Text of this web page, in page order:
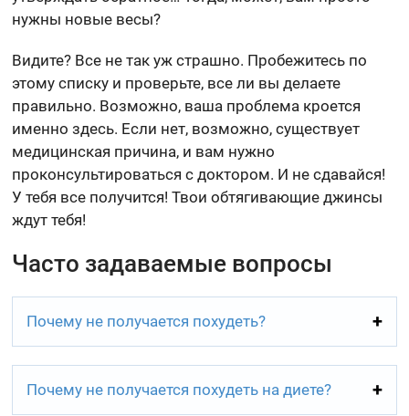
нужны новые весы?
Видите? Все не так уж страшно. Пробежитесь по
этому списку и проверьте, все ли вы делаете
правильно. Возможно, ваша проблема кроется
именно здесь. Если нет, возможно, существует
медицинская причина, и вам нужно
проконсультироваться с доктором. И не сдавайся!
У тебя все получится! Твои обтягивающие джинсы
ждут тебя!
Часто задаваемые вопросы
Почему не получается похудеть?
Почему не получается похудеть на диете?